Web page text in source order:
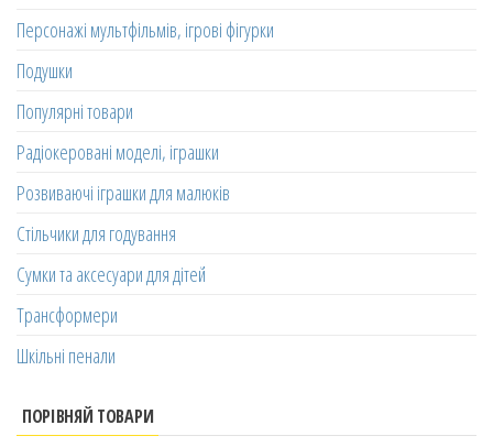
Персонажі мультфільмів, ігрові фігурки
Подушки
Популярні товари
Радіокеровані моделі, іграшки
Розвиваючі іграшки для малюків
Стільчики для годування
Сумки та аксесуари для дітей
Трансформери
Шкільні пенали
ПОРІВНЯЙ ТОВАРИ